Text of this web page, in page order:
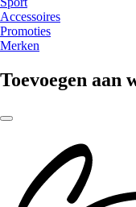
Accessoires
Promoties
Merken
Toevoegen aan